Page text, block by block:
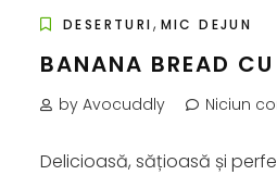
DESERTURI, MIC DEJUN
BANANA BREAD
by Avocuddly Niciun
Delicioasă, sățioasă și